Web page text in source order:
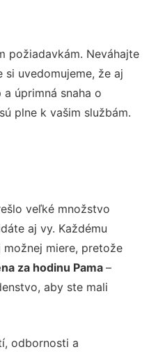
požiadavkám. Neváhajte
uvedomujeme, že aj
úprimná snaha o
plne k vašim službám.
veľké množstvo
aj vy. Každému
miere, pretože
za hodinu Pama –
aby ste mali
odbornosti a